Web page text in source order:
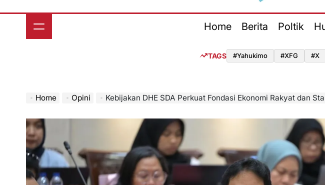
Home Berita Poltik
TAGS #yahukimo #XFG #x
Home Opini Kebijakan DHE SDA Perkuat Fondasi Ekonomi Rakyat dan Stabilitas